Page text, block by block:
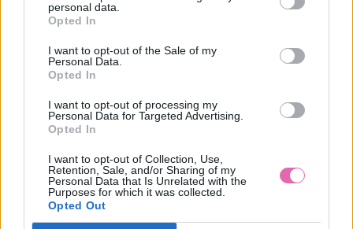
personal data.
Opted In
I want to opt-out of the Sale of my
Personal Data.
Opted In
I want to opt-out of processing my
Personal Data for Targeted Advertising.
Opted In
I want to opt-out of Collection, Use,
Retention, Sale, and/or Sharing of my
Personal Data that Is Unrelated with the
Purposes for which it was collected.
Opted Out